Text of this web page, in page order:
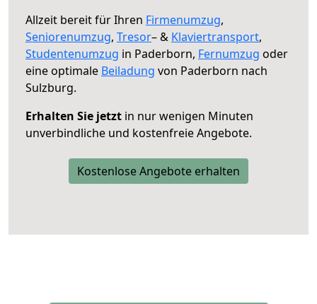
Allzeit bereit für Ihren Firmenumzug,
Seniorenumzug, Tresor– & Klaviertransport,
Studentenumzug in Paderborn, Fernumzug oder
eine optimale Beiladung von Paderborn nach
Sulzburg.
Erhalten Sie jetzt in nur wenigen Minuten
unverbindliche und kostenfreie Angebote.
Kostenlose Angebote erhalten